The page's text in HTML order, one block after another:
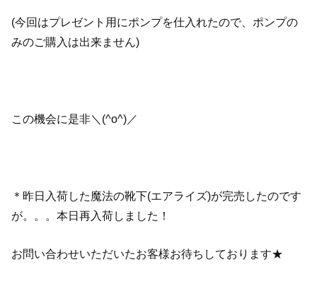
(今回はプレゼント用にポンプを仕入れたので、ポンプの
みのご購入は出来ません)
この機会に是非＼(^o^)／
＊昨日入荷した魔法の靴下(エアライズ)が完売したのです
が。。。本日再入荷しました！
お問い合わせいただいたお客様お待ちしております★